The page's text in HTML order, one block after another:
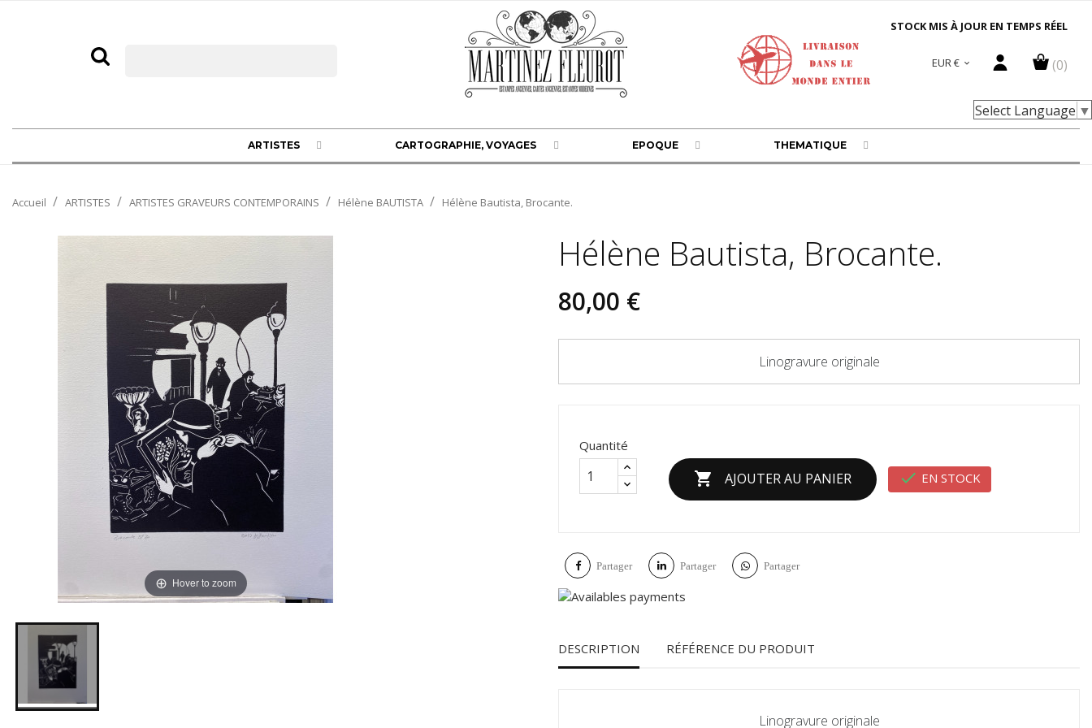
STOCK MIS À JOUR EN TEMPS RÉEL
(0)
EUR € 
Select Language ▼
ARTISTES CARTOGRAPHIE, VOYAGES EPOQUE THEMATIQUE
Accueil ARTISTES ARTISTES GRAVEURS CONTEMPORAINS Hélène BAUTISTA Hélène Bautista, Brocante.
Hover to zoom
Hélène Bautista, Brocante.
80,00 €
Linogravure originale
Quantité
 AJOUTER AU PANIER  EN STOCK
Partager Partager Partager
DESCRIPTION RÉFÉRENCE DU PRODUIT
Linogravure originale